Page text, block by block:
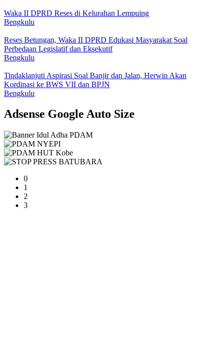
Waka II DPRD Reses di Kelurahan Lempuing
Bengkulu
Reses Betungan, Waka II DPRD Edukasi Masyarakat Soal
Perbedaan Legislatif dan Eksekutif
Bengkulu
Tindaklanjuti Aspirasi Soal Banjir dan Jalan, Herwin Akan
Kordinasi ke BWS VII dan BPJN
Bengkulu
Adsense Google Auto Size
0
1
2
3